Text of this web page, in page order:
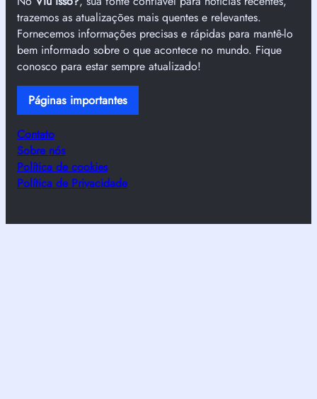
trazemos as atualizações mais quentes e relevantes.
Fornecemos informações precisas e rápidas para mantê-lo
bem informado sobre o que acontece no mundo. Fique
conosco para estar sempre atualizado!
Páginas importantes
Contato
Sobre nós
Política de cookies
Política de Privacidade